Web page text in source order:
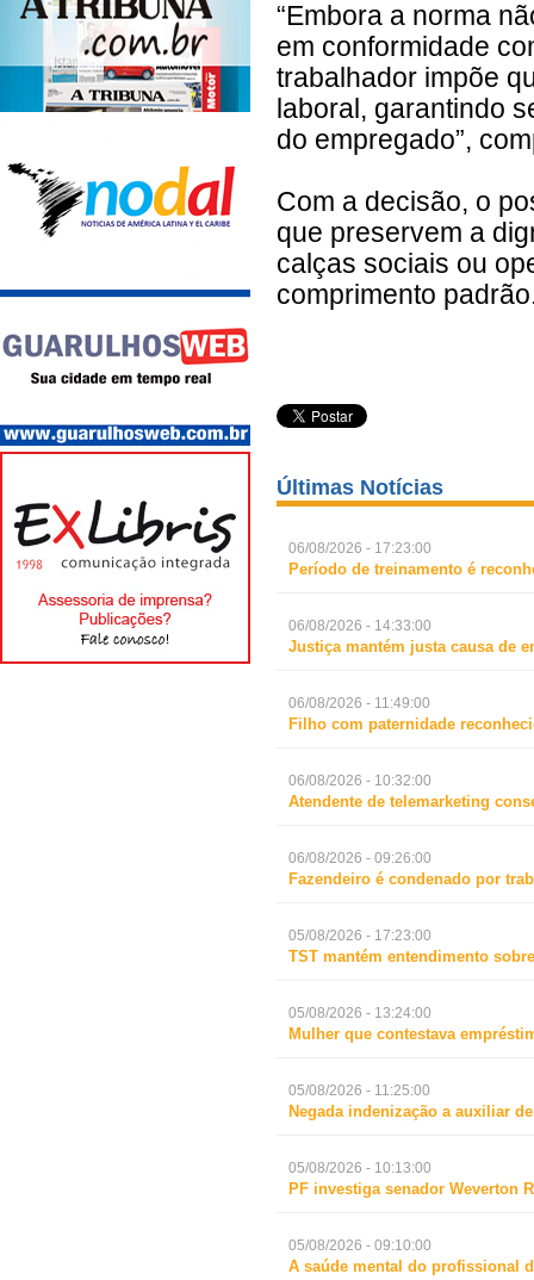
“Embora a norma
em conformidade
trabalhador impõe
laboral, garantindo
do empregado”,
Com a decisão, o
que preservem a
calças sociais ou
comprimento
Últimas Notícias
06/08/2026 - 17:23:00
Período de treinamento é
06/08/2026 - 14:33:00
Justiça mantém justa causa de
06/08/2026 - 11:49:00
Filho com paternidade
06/08/2026 - 10:32:00
Atendente de telemarketing
06/08/2026 - 09:26:00
Fazendeiro é condenado por
05/08/2026 - 17:23:00
TST mantém entendimento
05/08/2026 - 13:24:00
Mulher que contestava
05/08/2026 - 11:25:00
Negada indenização a auxiliar
05/08/2026 - 10:13:00
PF investiga senador Weverton
05/08/2026 - 09:10:00
A saúde mental do profissional